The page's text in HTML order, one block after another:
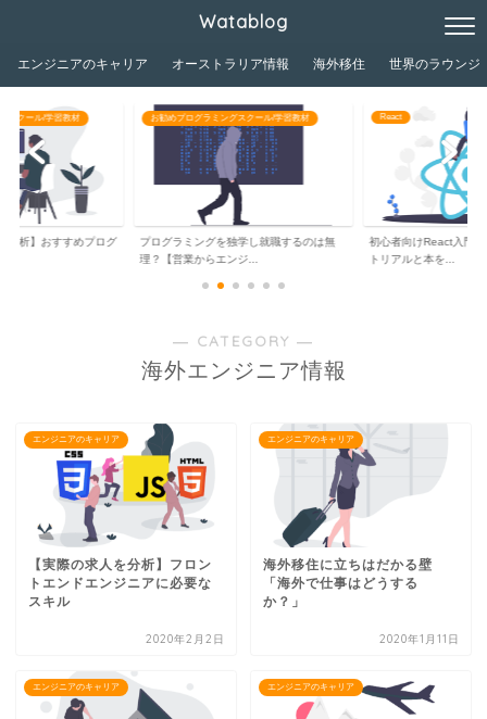
Watablog
エンジニアのキャリア オーストラリア情報 海外移住 世界のラウンジ
スクール/学習教材
分析】おすすめプログ
お勧めプログラミングスクール/学習教材
プログラミングを独学し就職するのは無
理？【営業からエンジ...
React
初心者向けReact入門
トリアルと本を...
― CATEGORY ―
海外エンジニア情報
エンジニアのキャリア
【実際の求人を分析】フロン
トエンドエンジニアに必要な
スキル
2020年2月2日
エンジニアのキャリア
海外移住に立ちはだかる壁
「海外で仕事はどうする
か？」
2020年1月11日
エンジニアのキャリア エンジニアのキャリア